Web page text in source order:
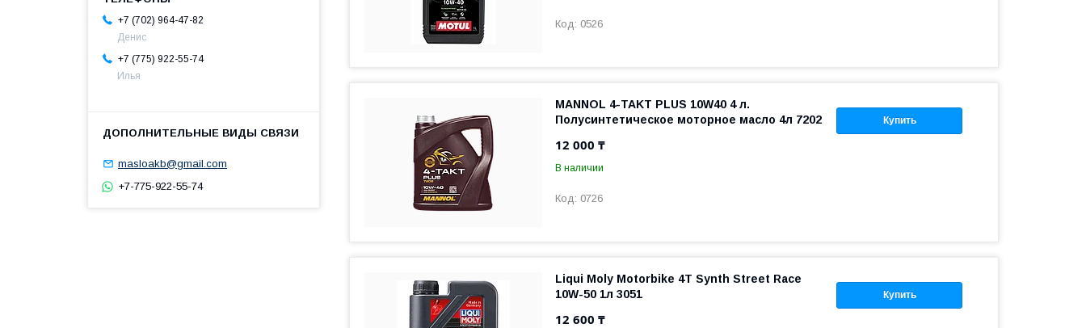
0526
Купить
MANNOL 4-TAKT PLUS 10W40 4 л.
Полусинтетическое моторное масло 4л 7202
12 000 ₸
В наличии
0726
Купить
Liqui Moly Motorbike 4T Synth Street Race
10W-50 1л 3051
12 600 ₸
+7 (702) 964-47-82
Денис
+7 (775) 922-55-74
Илья
masloakb@gmail.com
+7-775-922-55-74